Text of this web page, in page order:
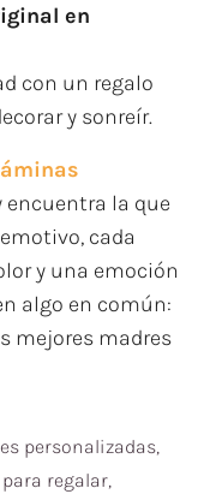
en
con un regalo
y sonreír.
encuentra la que
cada
y una emoción
algo en común:
mejores madres
personalizadas,
regalar,